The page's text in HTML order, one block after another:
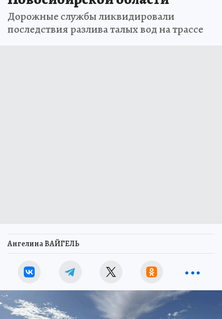
Дорожные службы ликвидировали
последствия разлива талых вод на трассе
Ангелина ВАЙГЕЛЬ